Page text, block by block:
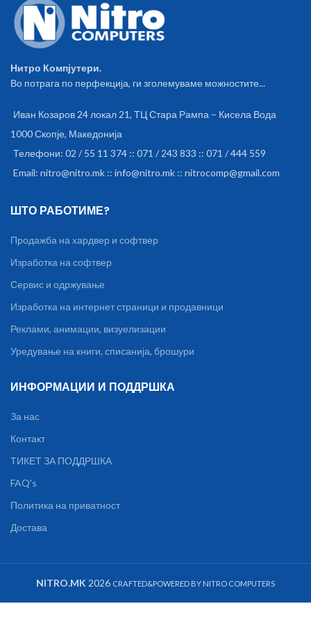
transfer only) 1x HDMI 1.4b 1x
Card reader 1x Headphone /
microphone combo jack
(3.5mm) Battery: Integrated
playback@150nits: 9 hr Weight:
1.65 kg OS: none Other:
Нитро Компјутери.
Во потрага по перфекција, ги зголемуваме можностите...
Иван Козаров 24 локал 21, ТЦ Стара Рампа – Кисела Вода
1000 Скопје, Македонија
Телефони: 02 / 55 11 374 :: 071 / 243 833 :: 071 / 444 559
Email: nitro@nitro.mk :: info@nitro.mk :: nitrocomp@gmail.com
ШТО РАБОТИМЕ?
Продажба на хардвер и софтвер
Изработка на софтвер
Сервис и одржување
Изработка на интернет страници и продавници
Реклами, анимации, визуелизации
Уредување на книги, списанија, брошури
ИНФОРМАЦИИ И ПОДДРШКА
За нас
Контакт
ТИКЕТ ЗА ПОДДРШКА
FAQ's
Политика на приватност
Достава
NITRO.MK 2026 CRAFTED&POWERED BY NITRO COMPUTERS